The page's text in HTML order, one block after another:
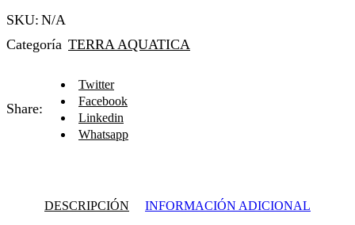
SKU: N/A
Categoría TERRA AQUATICA
Share:
Twitter
Facebook
Linkedin
Whatsapp
DESCRIPCIÓN INFORMACIÓN ADICIONAL